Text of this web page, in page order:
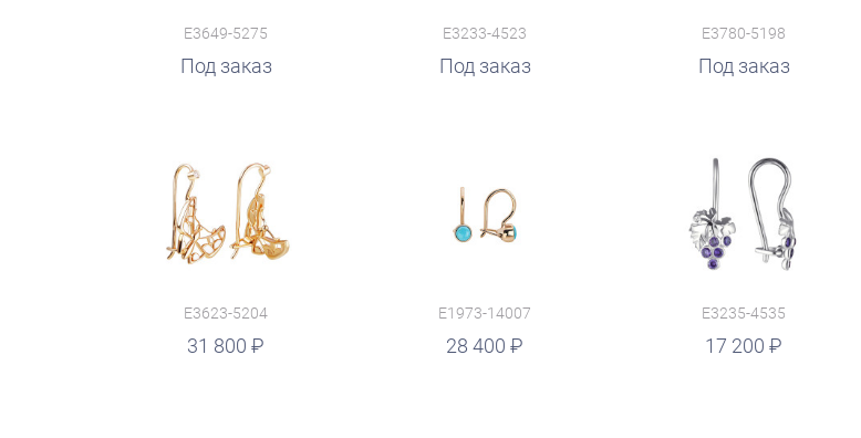
E3649-5275
Под заказ
E3233-4523
Под заказ
E3780-5198
Под заказ
руб.
E3623-5204
31 800
E1973-14007
28 400
руб.
E3235-4535
17 200
руб.